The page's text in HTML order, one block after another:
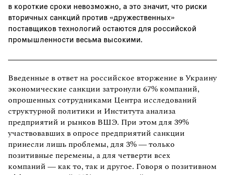
в короткие сроки невозможно, а это значит, что риски
вторичных санкций против «дружественных»
поставщиков технологий остаются для российской
промышленности весьма высокими.
Введенные в ответ на российское вторжение в Украину
экономические санкции затронули 67% компаний,
опрошенных сотрудниками Центра исследований
структурной политики и Института анализа
предприятий и рынков ВШЭ. При этом для 39%
участвовавших в опросе предприятий санкции
принесли лишь проблемы, для 3% — только
позитивные перемены, а для четверти всех
компаний — как то, так и другое. Говоря о позитивном